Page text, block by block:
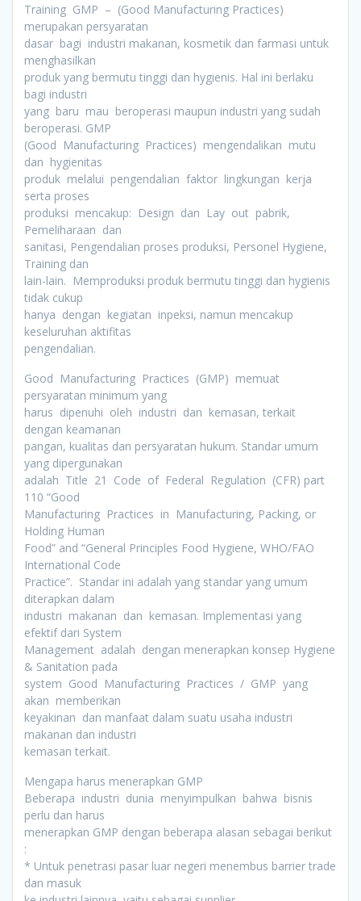
Training GMP – (Good Manufacturing Practices)
merupakan persyaratan
dasar bagi industri makanan, kosmetik dan farmasi untuk
menghasilkan
produk yang bermutu tinggi dan hygienis. Hal ini berlaku
bagi industri
yang baru mau beroperasi maupun industri yang sudah
beroperasi. GMP
(Good Manufacturing Practices) mengendalikan mutu
dan hygienitas
produk melalui pengendalian faktor lingkungan kerja
serta proses
produksi mencakup: Design dan Lay out pabrik,
Pemeliharaan dan
sanitasi, Pengendalian proses produksi, Personel Hygiene,
Training dan
lain-lain. Memproduksi produk bermutu tinggi dan hygienis
tidak cukup
hanya dengan kegiatan inpeksi, namun mencakup
keseluruhan aktifitas
pengendalian.
Good Manufacturing Practices (GMP) memuat
persyaratan minimum yang
harus dipenuhi oleh industri dan kemasan, terkait
dengan keamanan
pangan, kualitas dan persyaratan hukum. Standar umum
yang dipergunakan
adalah Title 21 Code of Federal Regulation (CFR) part
110 “Good
Manufacturing Practices in Manufacturing, Packing, or
Holding Human
Food” and “General Principles Food Hygiene, WHO/FAO
International Code
Practice”. Standar ini adalah yang standar yang umum
diterapkan dalam
industri makanan dan kemasan. Implementasi yang
efektif dari System
Management adalah dengan menerapkan konsep Hygiene
& Sanitation pada
system Good Manufacturing Practices / GMP yang
akan memberikan
keyakinan dan manfaat dalam suatu usaha industri
makanan dan industri
kemasan terkait.
Mengapa harus menerapkan GMP
Beberapa industri dunia menyimpulkan bahwa bisnis
perlu dan harus
menerapkan GMP dengan beberapa alasan sebagai berikut
:
* Untuk penetrasi pasar luar negeri menembus barrier trade
dan masuk